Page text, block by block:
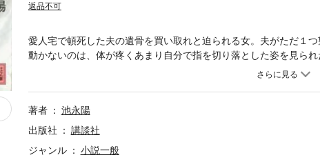
返品不可
愛人宅で頓死した夫の遺骨を買い取れと迫られる女。夫がただ１
動かないのは、体が疼くあまり自分で指を切り落とした姿を見ら
き人は刹那に生きる。切なくてかなしくて、いとおしい女と男を
著者
池永陽
出版社
講談社
ジャンル
小説一般